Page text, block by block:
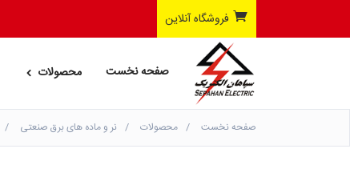
فروشگاه آنلاین
صفحه نخست محصولات
صفحه نخست محصولات نر و ماده های برق صنعتی